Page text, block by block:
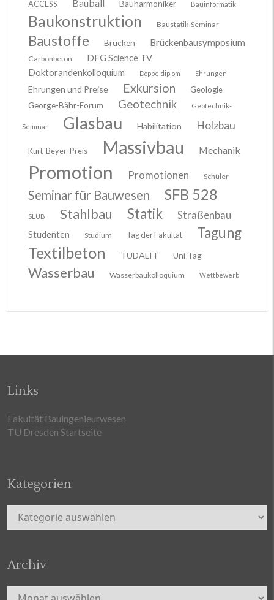
ACCESS Bauball Bauharmoniker Bauinformatik
Baukonstruktion Baustatik-Seminar
Baustoffe Brücken Brückenbausymposium
Carbonbeton
DFG Science TV
Doktorandenkolloquium
Doppeldiplom Ehrungen
Ehrungen und Preise Exkursion
Geologie
George-Bähr-Forum
Geotechnik Geotechnik-
Seminar Glasbau Habilitation Holzbau
Kurt-Beyer-Preis Massivbau Mechanik
Promotion Promotionen Schüler
Seminar für Bauwesen SFB 528
SLUB Stahlbau Statik Straßenbau
Studenten Studium Tag der Fakultät Tagung
Textilbeton TUDALIT Uni-Tag
Wasserbau Wasserbaukolloquium Wettbewerb
Links
Fakultät Bauingenieurwesen
TU Dresden Startseite
Kategorien
Kategorien
Archiv
Archiv